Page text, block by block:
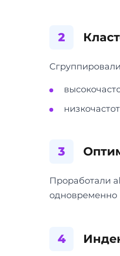
2
3
Проработали
одновременно
4